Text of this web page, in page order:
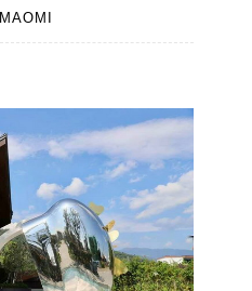
MAOMI